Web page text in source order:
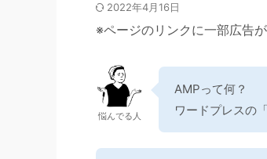
2022年4月16日
※ページのリンクに一部広告が
悩んでる人
AMPって何？
ワードプレスの